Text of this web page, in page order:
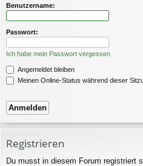
riff
Benutzername:
Passwort:
Ich habe mein Passwort vergessen
Angemeldet bleiben
Meinen Online-Status während dieser
Registrieren
Du musst in diesem Forum registriert